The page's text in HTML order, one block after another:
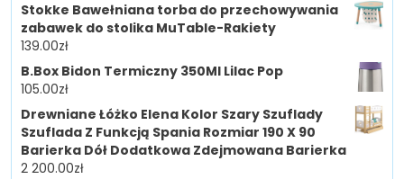
Stokke Bawełniana torba do przechowywania
zabawek do stolika MuTable-Rakiety
139.00zł
B.Box Bidon Termiczny 350Ml Lilac Pop
105.00zł
Drewniane Łóżko Elena Kolor Szary Szuflady
Szuflada Z Funkcją Spania Rozmiar 190 X 90
Barierka Dół Dodatkowa Zdejmowana Barierka
2 200.00zł